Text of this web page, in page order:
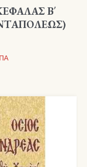
Β΄